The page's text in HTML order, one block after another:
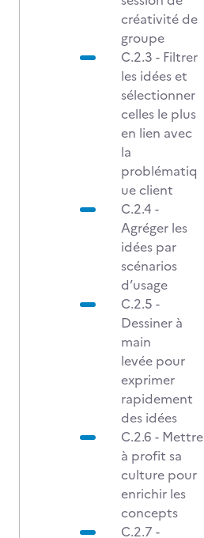
créativité de
groupe
C.2.3 - Filtrer
les idées et
sélectionner
celles le plus
en lien avec
la
problématiq
ue client
C.2.4 -
Agréger les
idées par
scénarios
d’usage
C.2.5 -
Dessiner à
main
levée pour
exprimer
rapidement
des idées
C.2.6 - Mettre
à profit sa
culture pour
enrichir les
concepts
C.2.7 -